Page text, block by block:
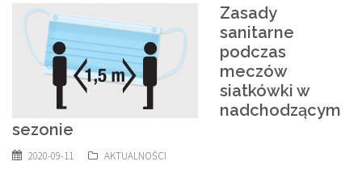
Zasady
sanitarne
podczas
meczów
siatkówki w
nadchodzącym
sezonie
2020-09-11 AKTUALNOŚCI